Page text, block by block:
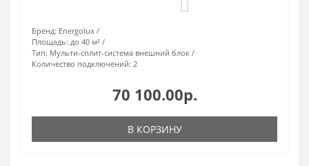
Бренд: Energolux
Площадь: до 40 м²
Тип: Мульти-сплит-система внешний блок
Количество подключений: 2
70 100.00р.
В КОРЗИНУ